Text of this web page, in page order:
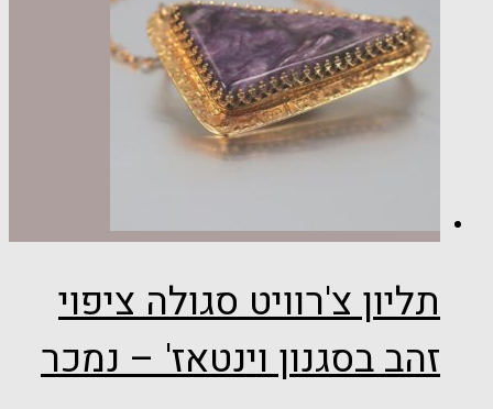
תליון צ'רוויט סגולה ציפוי
זהב בסגנון וינטאז' – נמכר